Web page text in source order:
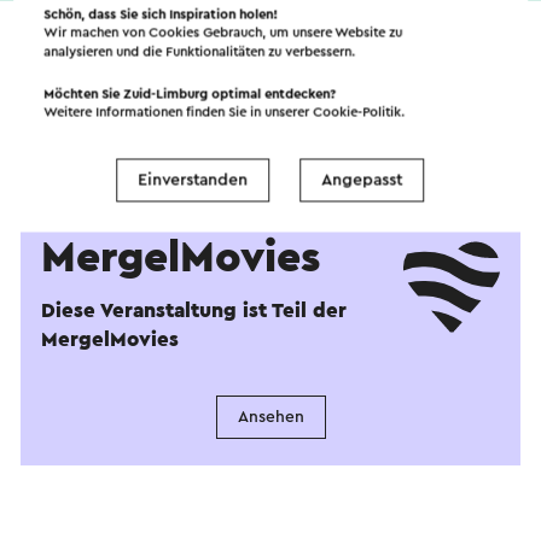
Dauer: 91 Minuten
MergelMovies
Diese Veranstaltung ist Teil der
MergelMovies
Ansehen
Schön, dass Sie sich Inspiration holen!
Wir machen von Cookies Gebrauch, um unsere Website zu
analysieren und die Funktionalitäten zu verbessern.
Möchten Sie Zuid-Limburg optimal entdecken?
Weitere Informationen finden Sie in unsererCookie-Politik.
Einverstanden Angepasst